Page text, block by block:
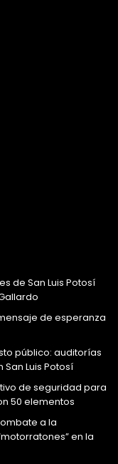
de San Luis Potosí
de esperanza
público: auditorías
Luis Potosí
de seguridad para
50 elementos
a la
en la